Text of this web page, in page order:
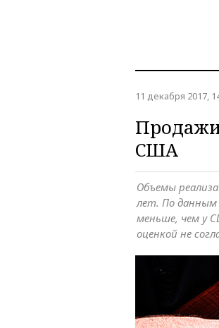
11 декабря 2017,
США
Объемы
лет. По данным
меньше, чем у
оценкой не